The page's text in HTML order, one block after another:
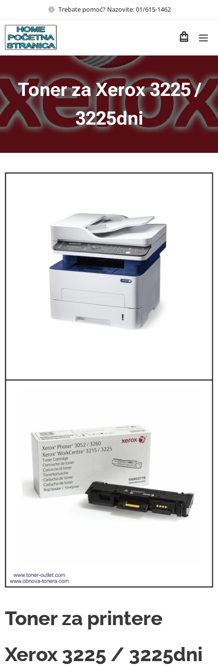
Trebate pomoć? Nazovite: 01/615-1462
Toner za Xerox 3225 /
3225dni
Toner za printere
Xerox 3225 / 3225dni